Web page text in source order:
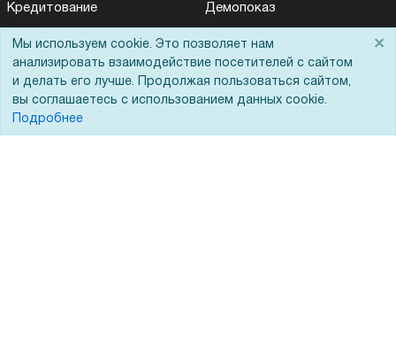
Кредитование
Госучреждениям
Тендеры
Бренды
ЭДО
Демопоказ
Мы используем cookie. Это позволяет нам
анализировать взаимодействие посетителей с сайтом
и делать его лучше. Продолжая пользоваться сайтом,
вы соглашаетесь с использованием данных cookie.
Подробнее
×